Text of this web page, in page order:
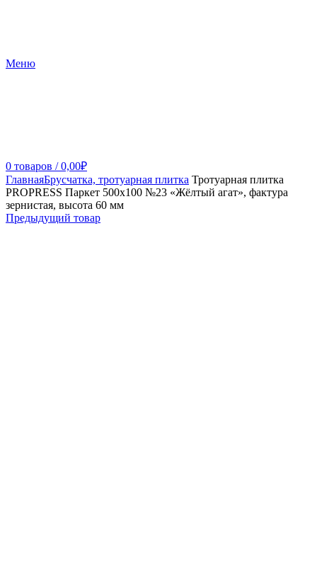
Меню
0 товаров / 0,00₽
ГлавнаяБрусчатка, тротуарная плитка Тротуарная плитка
PROPRESS Паркет 500х100 №23 «Жёлтый агат», фактура
зернистая, высота 60 мм
Предыдущий товар